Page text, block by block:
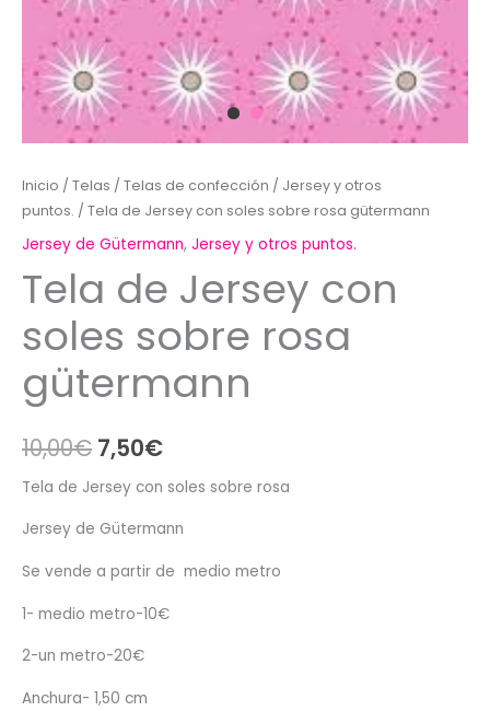
Inicio / Telas / Telas de confección / Jersey y otros
puntos. / Tela de Jersey con soles sobre rosa gütermann
Jersey de Gütermann, Jersey y otros puntos.
Tela de Jersey con
soles sobre rosa
gütermann
10,00€ El
precio
original
era:
10,00€.
7,50€El
precio
actual
es:
7,50€.
Tela de Jersey con soles sobre rosa
Jersey de Gütermann
Se vende a partir de medio metro
1- medio metro-10€
2-un metro-20€
Anchura- 1,50 cm